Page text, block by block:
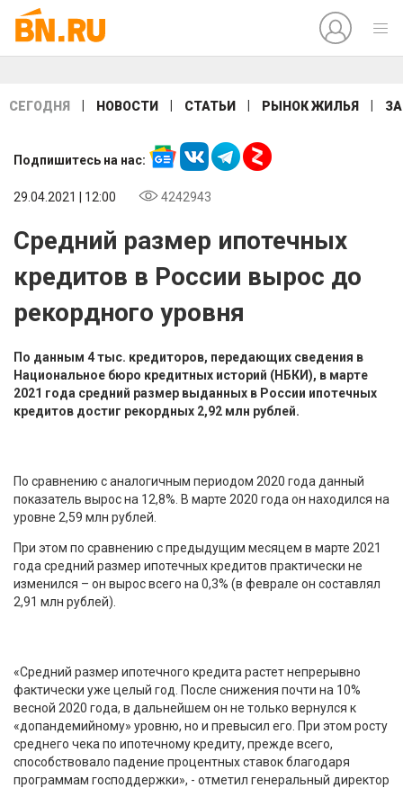
СЕГОДНЯ НОВОСТИ СТАТЬИ РЫНОК ЖИЛЬЯ
Подпишитесь на нас:
29.04.2021 | 12:00 4242943
Средний размер ипотечных
кредитов в России вырос до
рекордного уровня
По данным 4 тыс. кредиторов, передающих сведения в
Национальное бюро кредитных историй (НБКИ), в марте
2021 года средний размер выданных в России ипотечных
кредитов достиг рекордных 2,92 млн рублей.
По сравнению с аналогичным периодом 2020 года данный
показатель вырос на 12,8%. В марте 2020 года он находился на
уровне 2,59 млн рублей.
При этом по сравнению с предыдущим месяцем в марте 2021
года средний размер ипотечных кредитов практически не
изменился – он вырос всего на 0,3% (в феврале он составлял
2,91 млн рублей).
«Средний размер ипотечного кредита растет непрерывно
фактически уже целый год. После снижения почти на 10%
весной 2020 года, в дальнейшем он не только вернулся к
«допандемийному» уровню, но и превысил его. При этом росту
среднего чека по ипотечному кредиту, прежде всего,
способствовало падение процентных ставок благодаря
программам господдержки», - отметил генеральный директор